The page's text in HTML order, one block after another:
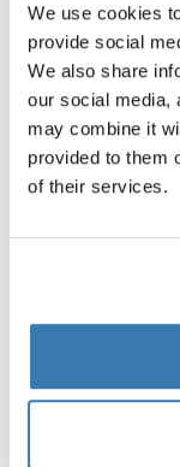
We use cookies
provide social
We also share
our social media,
may combine it
provided to them
of their services.
Alle
Technische
Anleitung